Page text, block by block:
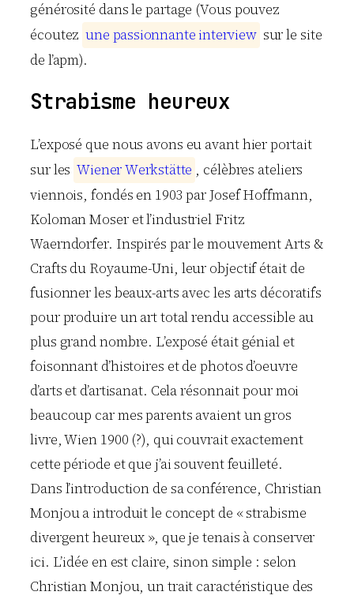
générosité dans le partage (Vous pouvez
écoutez une passionnante interview sur le site
de l’apm).
Strabisme heureux
L’exposé que nous avons eu avant hier portait
sur les WienerWerkstätte , célèbres ateliers
viennois, fondés en 1903 par Josef Hoffmann,
Koloman Moser et l’industriel Fritz
Waerndorfer. Inspirés par le mouvement Arts &
Crafts du Royaume-Uni, leur objectif était de
fusionner les beaux-arts avec les arts décoratifs
pour produire un art total rendu accessible au
plus grand nombre. L’exposé était génial et
foisonnant d’histoires et de photos d’oeuvre
d’arts et d’artisanat. Cela résonnait pour moi
beaucoup car mes parents avaient un gros
livre, Wien 1900 (?), qui couvrait exactement
cette période et que j’ai souvent feuilleté.
Dans l’introduction de sa conférence, Christian
Monjou a introduit le concept de « strabisme
divergent heureux », que je tenais à conserver
ici. L’idée en est claire, sinon simple : selon
Christian Monjou, un trait caractéristique des